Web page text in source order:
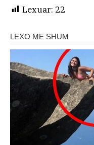
Lexuar: 22